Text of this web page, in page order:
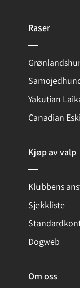
Raser
Yakutian
Canadian
Kjøp av valp
Klubbens
Sjekkliste
Dogweb
Om oss